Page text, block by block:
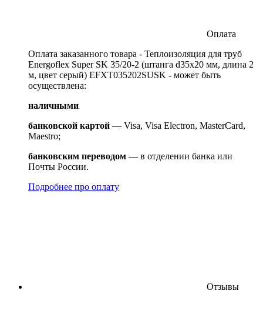
Оплата
Оплата заказанного товара - Теплоизоляция для труб
Energoflex Super SK 35/20-2 (штанга d35x20 мм, длина 2
м, цвет серый) EFXT035202SUSK - может быть
осуществлена:
наличными
банковской картой — Visa, Visa Electron, MasterCard,
Maestro;
банковским переводом — в отделении банка или
Почты России.
Подробнее про оплату
Отзывы